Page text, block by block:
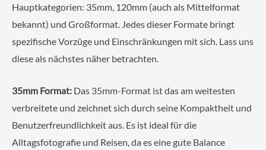
Hauptkategorien: 35mm, 120mm (auch als Mittelformat
bekannt) und Großformat. Jedes dieser Formate bringt
spezifische Vorzüge und Einschränkungen mit sich. Lass uns
diese als nächstes näher betrachten.
35mm Format: Das 35mm-Format ist das am weitesten
verbreitete und zeichnet sich durch seine Kompaktheit und
Benutzerfreundlichkeit aus. Es ist ideal für die
Alltagsfotografie und Reisen, da es eine gute Balance